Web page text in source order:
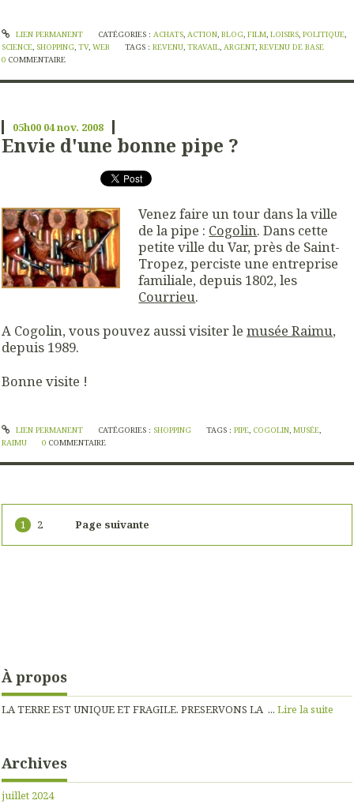
À propos
LA TERRE EST UNIQUE ET FRAGILE. PRESERVONS LA ... Lire la suite
Archives
juillet 2024
LIEN PERMANENT CATÉGORIES : ACHATS, ACTION, BLOG, FILM, LOISIRS, POLITIQUE,
SCIENCE, SHOPPING, TV, WEB TAGS :REVENU,TRAVAIL,ARGENT,REVENU DE BASE
0 COMMENTAIRE
05h00 04nov. 2008
Envie d'une bonne pipe ?
Venez faire un tour dans la ville
de la pipe : Cogolin. Dans cette
petite ville du Var, près de Saint-
Tropez, perciste une entreprise
familiale, depuis 1802, les
Courrieu.
A Cogolin, vous pouvez aussi visiter le musée Raimu,
depuis 1989.
Bonne visite !
LIEN PERMANENT CATÉGORIES : SHOPPING TAGS :PIPE, COGOLIN,MUSÉE,
RAIMU
0 COMMENTAIRE
1 2 Page suivante